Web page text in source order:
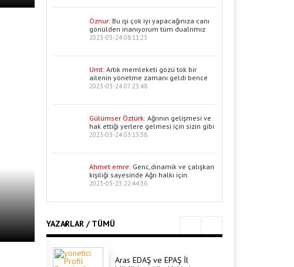
Öznur: Bu işi çok iyi yapacağınıza canı
gönülden inanıyorum tüm dualrımız
2023-03-24 08:11:23
Umt: Artık memleketi gözü tok bir
ailenin yönetme zamanı geldi bence
2023-03-24 07:23:48
Gülümser Öztürk: Ağrının gelişmesi ve
hak ettiği yerlere gelmesi için sizin gibi
2023-03-24 03:13:38
Ahmet emre: Genc,dinamik ve çalışkan
kişiliği sayesinde Ağrı halkı için
2023-03-23 22:44:36
YAZARLAR / TÜMÜ
Aras EDAŞ ve EPAŞ İl